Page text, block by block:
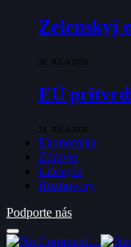
Zelenskyj
28. JÚLA 2026
EÚ
24. JÚLA 2026
Ekonomika
Zdravie
Lifestyle
Rozhovory
Podporte nás